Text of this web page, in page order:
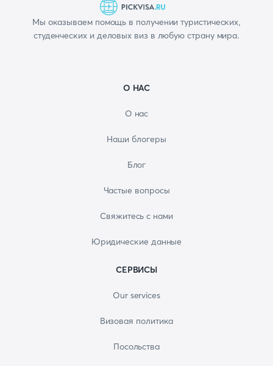
Мы оказываем помощь в получении туристических,
студенческих и деловых виз в любую страну мира.
О НАС
О нас
Наши блогеры
Блог
Частые вопросы
Свяжитесь с нами
Юридические данные
СЕРВИСЫ
Our services
Визовая политика
Посольства